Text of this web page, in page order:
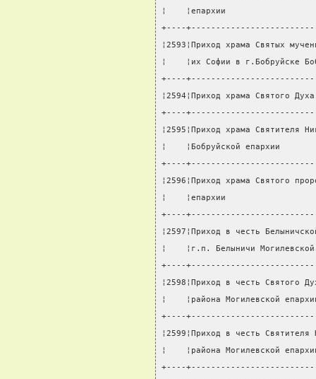
¦    ¦епархии
+----
¦2593¦Приход храма Святых
¦    ¦их Софии в
+----
¦2594¦Приход храма Святого
+----
¦2595¦Приход храма Святителя
¦    ¦Бобруйской
+----
¦2596¦Приход храма Святого
¦    ¦епархии
+----
¦2597¦Приход в честь
¦    ¦г.п. Белыничи
+----
¦2598¦Приход в честь Святого
¦    ¦района
+----
¦2599¦Приход в честь
¦    ¦района
+----